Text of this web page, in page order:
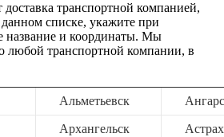
доставка транспортной компанией,
списке, укажите при
название и координаты. Мы
любой транспортной компании, в
Альметьевск
Архангельск